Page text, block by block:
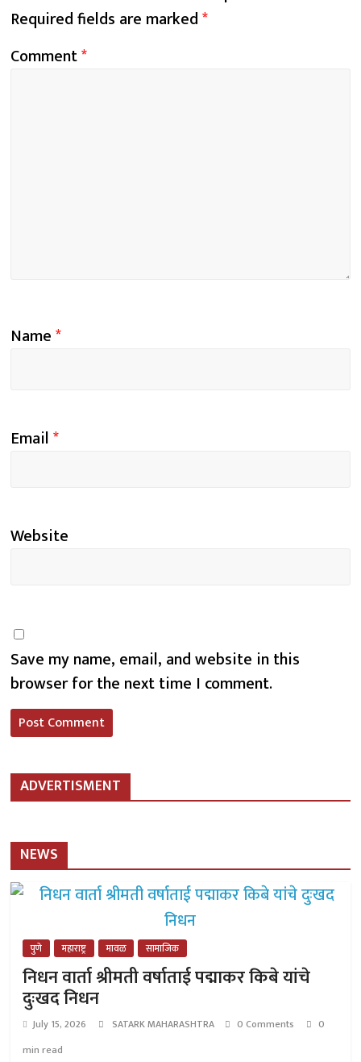
Required fields are marked*
Comment*
Name*
Email*
Website
Save my name, email, and website in this
browser for the next time I comment.
ADVERTISMENT
NEWS
पुणे महाराष्ट्र मावळ सामाजिक
निधन वार्ता श्रीमती वर्षाताई पद्माकर किबे यांचे
दुःखद निधन
July 15, 2026 SATARK MAHARASHTRA 0 Comments
0
min read